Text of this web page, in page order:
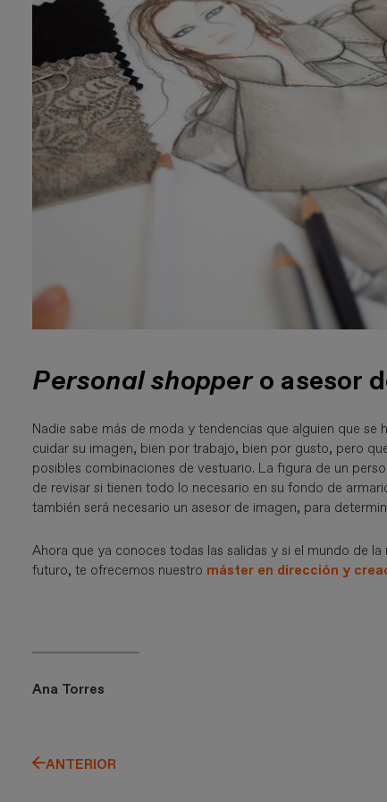
Personal shoppero asesor
Nadie sabe más de moda y tendencias que alguien que
cuidar su imagen, bien por trabajo, bien por gusto, pero
posibles combinaciones de vestuario. La figura de un
de revisar si tienen todo lo necesario en su fondo de
también será necesario un asesor de imagen, para
Ahora que ya conoces todas las salidas y si el mundo de
futuro, te ofrecemos nuestro máster en dirección y
Ana Torres
ANTERIOR